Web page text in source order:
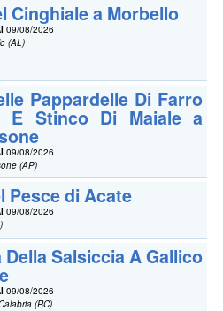
Cinghiale a Morbello
09/08/2026
(AL)
Pappardelle Di Farro
E Stinco Di Maiale a
09/08/2026
(AP)
Pesce di Acate
09/08/2026
Della Salsiccia A Gallico
09/08/2026
(RC)